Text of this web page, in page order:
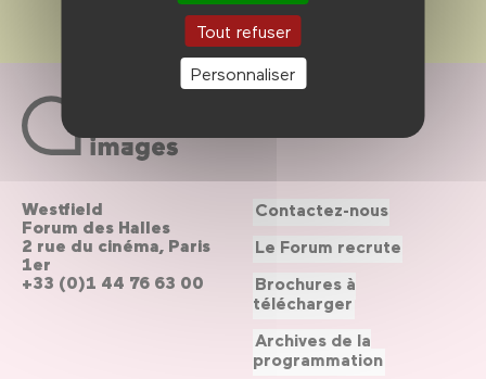
Tout refuser
Personnaliser
Westfield
Forum des Halles
2 rue du cinéma, Paris
1er
+33 (0)1 44 76 63 00
Contactez-nous
Le Forum recrute
Brochures à
télécharger
Archives de la
programmation